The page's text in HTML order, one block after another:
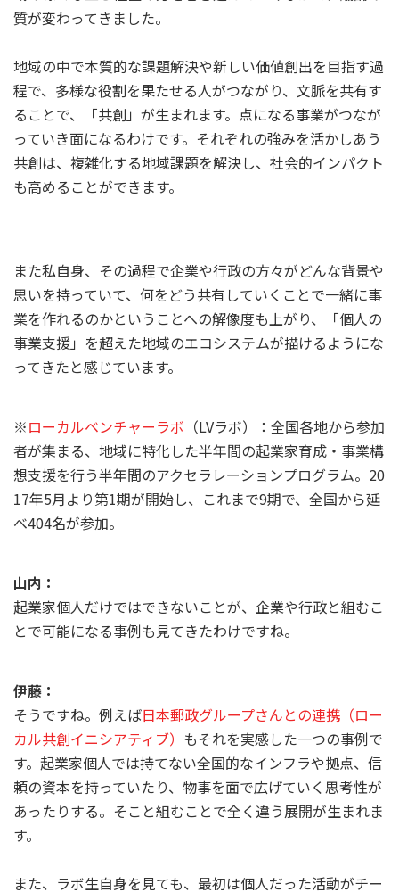
質が変わってきました。
地域の中で本質的な課題解決や新しい価値創出を目指す過
程で、多様な役割を果たせる人がつながり、文脈を共有す
ることで、「共創」が生まれます。点になる事業がつなが
っていき面になるわけです。それぞれの強みを活かしあう
共創は、複雑化する地域課題を解決し、社会的インパクト
も高めることができます。
また私自身、その過程で企業や行政の方々がどんな背景や
思いを持っていて、何をどう共有していくことで一緒に事
業を作れるのかということへの解像度も上がり、「個人の
事業支援」を超えた地域のエコシステムが描けるようにな
ってきたと感じています。
※ローカルベンチャーラボ （LVラボ）：全国各地から参加
者が集まる、地域に特化した半年間の起業家育成・事業構
想支援を行う半年間のアクセラレーションプログラム。20
17年5月より第1期が開始し、これまで9期で、全国から延
べ404名が参加。
山内：
起業家個人だけではできないことが、企業や行政と組むこ
とで可能になる事例も見てきたわけですね。
伊藤：
そうですね。例えば日本郵政グループさんとの連携（ロー
カル共創イニシアティブ） もそれを実感した一つの事例で
す。起業家個人では持てない全国的なインフラや拠点、信
頼の資本を持っていたり、物事を面で広げていく思考性が
あったりする。そこと組むことで全く違う展開が生まれま
す。
また、ラボ生自身を見ても、最初は個人だった活動がチー